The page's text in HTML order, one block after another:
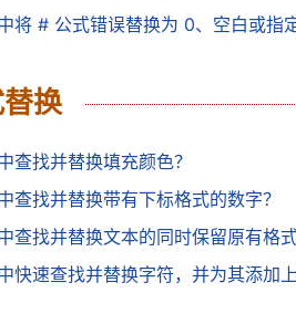
将 # 公式错误替换为 0、空白或指
换
查找并替换填充颜色？
查找并替换带有下标格式的数字？
查找并替换文本的同时保留原有格式
快速查找并替换字符，并为其添加上